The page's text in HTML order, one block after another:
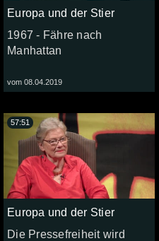
Europa und der Stier
1967 - Fähre nach
Manhattan
vom 08.04.2019
Europa und der Stier
Die Pressefreiheit wird
57:51